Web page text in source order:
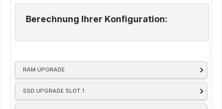
RAM UPGRADE
SSD UPGRADE SLOT 1
Berechnung Ihrer Konfiguration: